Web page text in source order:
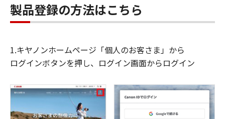
製品登録の方法はこちら
1.キヤノンホームページ「個人のお客さま」から
ログインボタンを押し、ログイン画面からログイン